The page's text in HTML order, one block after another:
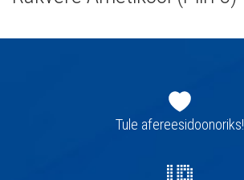
navigatsioonTule afereesidoonoriks!